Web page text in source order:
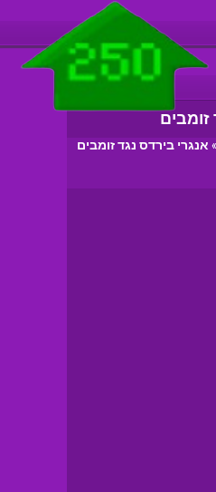
זומבים
» אנגרי בירדס נגד זומבים